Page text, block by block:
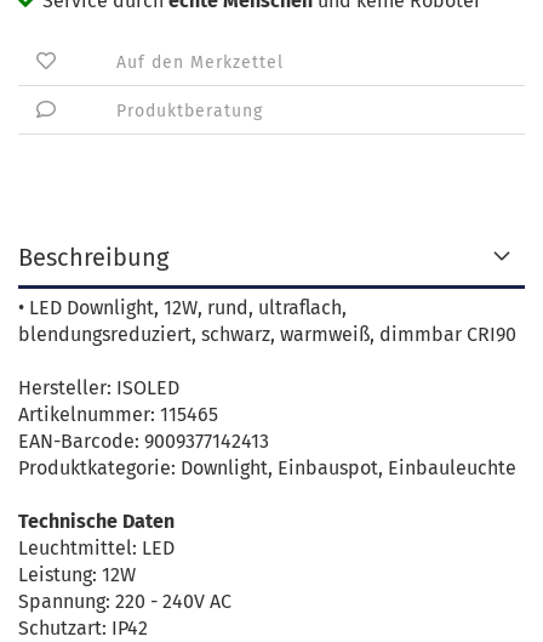
Auf den Merkzettel
Produktberatung
Beschreibung
• LED Downlight, 12W, rund, ultraflach,
blendungsreduziert, schwarz, warmweiß, dimmbar CRI90
Hersteller: ISOLED
Artikelnummer: 115465
EAN-Barcode: 9009377142413
Produktkategorie: Downlight, Einbauspot, Einbauleuchte
Technische Daten
Leuchtmittel: LED
Leistung: 12W
Spannung: 220 - 240V AC
Schutzart: IP42